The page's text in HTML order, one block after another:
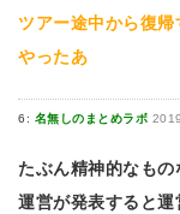
ツアー途中から復
やったあ
6: 名無しのまとめラボ
たぶん精神的なも
運営が発表すると